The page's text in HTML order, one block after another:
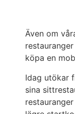
Även om
köpa en
Idag utökar
sina